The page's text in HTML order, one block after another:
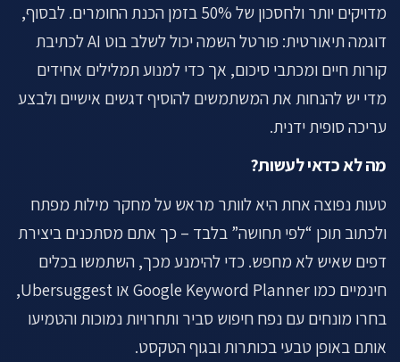
מדויקים יותר ולחסכון של 50% בזמן הכנת החומרים. לבסוף,
דוגמה תיאורטית: פורטל השמה יכול לשלב בוט AI לכתיבת
קורות חיים ומכתבי סיכום, אך כדי למנוע תמלילים אחידים
מדי יש להנחות את המשתמשים להוסיף דגשים אישיים ולבצע
עריכה סופית ידנית.
מה לא כדאי לעשות?
טעות נפוצה אחת היא לוותר מראש על מחקר מילות מפתח
ולכתוב תוכן “לפי תחושה” בלבד – כך אתם מסתכנים ביצירת
דפים שאיש לא מחפש. כדי להימנע מכך, השתמשו בכלים
חינמיים כמו Google Keyword Planner או Ubersuggest,
בחרו מונחים עם נפח חיפוש סביר ותחרויות נמוכות והטמיעו
אותם באופן טבעי בכותרות ובגוף הטקסט.